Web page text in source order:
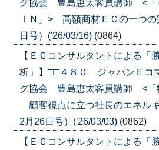
グ協会 豊島恵太客員講師 <「
ＩＮ」> 高額商材ＥＣの一つ
日号）('26/03/16) (0864)
【ＥＣコンサルタントによる「
析」】□□４８０ ジャパンＥコ
グ協会 豊島恵太客員講師 <「
顧客視点に立つ社長のエネル
2月26日号）('26/03/03) (0862)
【ＥＣコンサルタントによる「